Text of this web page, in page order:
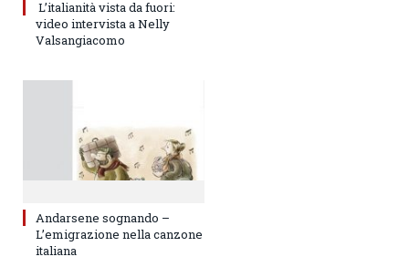
L’italianità vista da fuori:
video intervista a Nelly
Valsangiacomo
Andarsene sognando –
L’emigrazione nella canzone
italiana